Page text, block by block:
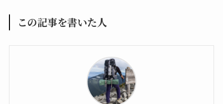
この記事を書いた人